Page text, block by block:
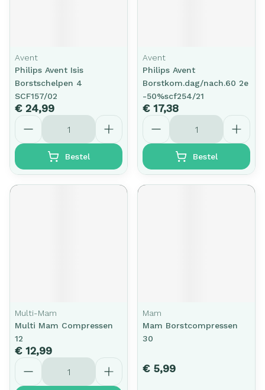
Avent
Philips Avent Isis
Borstschelpen 4
SCF157/02
€ 24,99
Aantal
Bestel
Avent
Philips Avent
Borstkom.dag/nach.60 2e
-50%scf254/21
€ 17,38
Aantal
Bestel
Multi-Mam
Multi Mam Compressen
12
€ 12,99
Aantal
Mam
Mam Borstcompressen
30
€ 5,99